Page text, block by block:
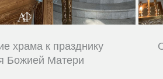
храма к празднику
Божией Матери